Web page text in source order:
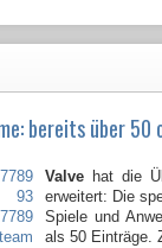
bereits über
Valve hat die
erweitert: Die
Spiele und
als 50 Einträge.